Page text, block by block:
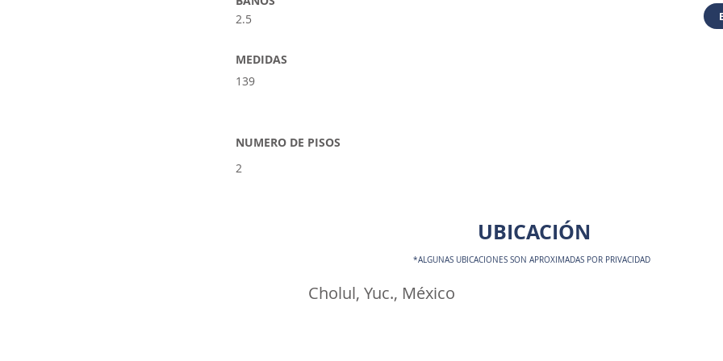
2.5
MEDIDAS
139
NUMERO DE PISOS
2
UBICACIÓN
*ALGUNAS UBICACIONES SON APROXIMADAS POR PRIVACIDAD
Cholul, Yuc., México